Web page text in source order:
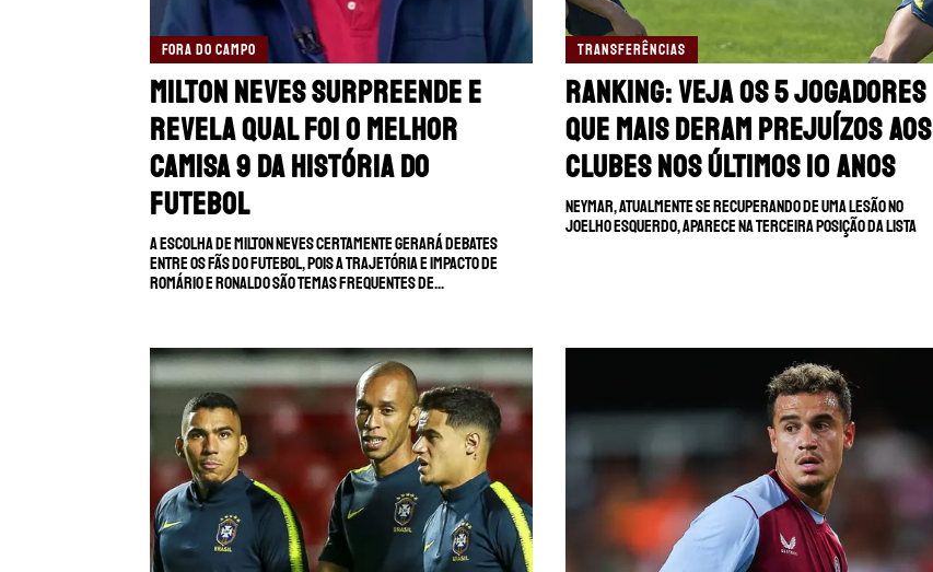
FORA DO CAMPO
Milton Neves surpreende e
revela qual foi o melhor
camisa 9 da história do
futebol
A escolha de Milton Neves certamente gerará debates
entre os fãs do futebol, pois a trajetória e impacto de
Romário e Ronaldo são temas frequentes de...
TRANSFERÊNCIAS
Ranking: Veja os 5 jogadores
que mais deram prejuízos aos
clubes nos últimos 10 anos
Neymar, atualmente se recuperando de uma lesão no
joelho esquerdo, aparece na terceira posição da lista